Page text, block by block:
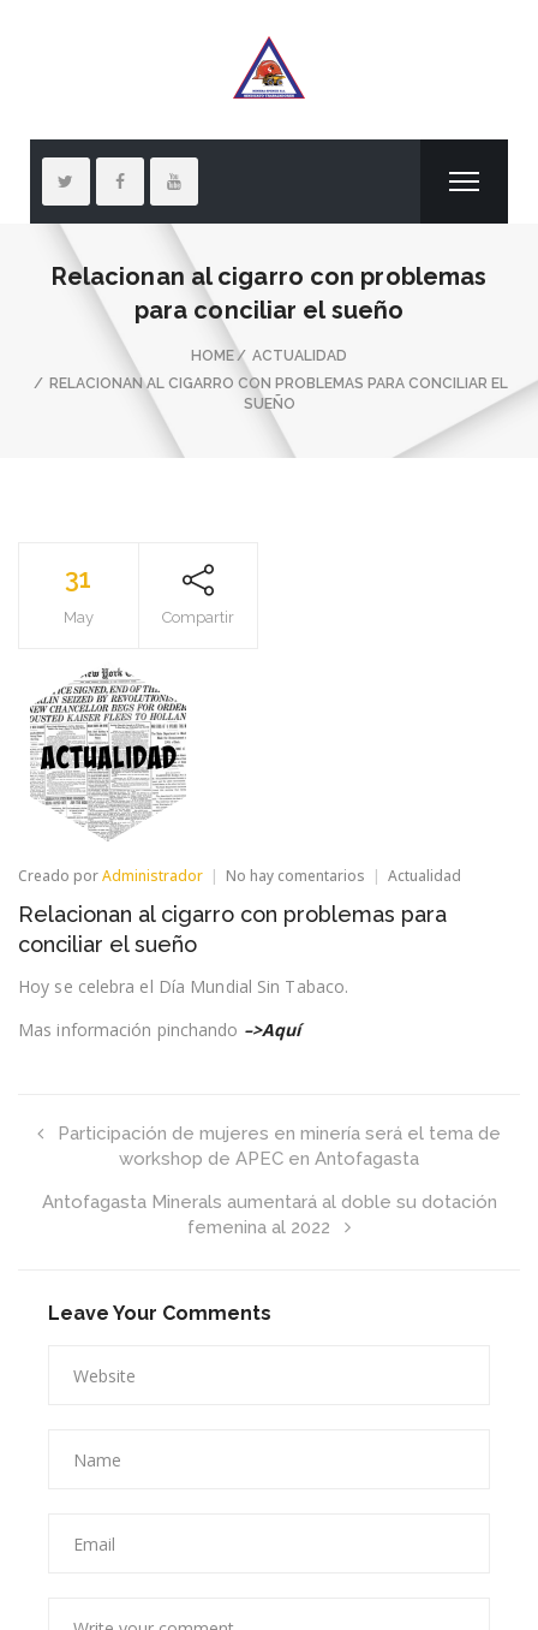
Relacionan al cigarro con problemas
para conciliar el sueño
HOME
ACTUALIDAD
RELACIONAN AL CIGARRO CON PROBLEMAS PARA CONCILIAR EL
SUEÑO
31
May Compartir
Creado porAdministrador No hay comentarios en
al
Actualidad
Relacionan al cigarro con problemas para
conciliar el sueño
Hoy se celebra el Día Mundial Sin Tabaco.
Mas información pinchando –>Aquí
Participación de mujeres en minería será el tema de
workshop de APEC en Antofagasta
Antofagasta Minerals aumentará al doble su dotación
femenina al 2022
Leave Your Comments